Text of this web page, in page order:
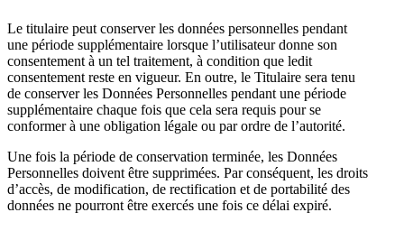
Le titulaire peut conserver les données personnelles pendant
une période supplémentaire lorsque l’utilisateur donne son
consentement à un tel traitement, à condition que ledit
consentement reste en vigueur. En outre, le Titulaire sera tenu
de conserver les Données Personnelles pendant une période
supplémentaire chaque fois que cela sera requis pour se
conformer à une obligation légale ou par ordre de l’autorité.
Une fois la période de conservation terminée, les Données
Personnelles doivent être supprimées. Par conséquent, les droits
d’accès, de modification, de rectification et de portabilité des
données ne pourront être exercés une fois ce délai expiré.